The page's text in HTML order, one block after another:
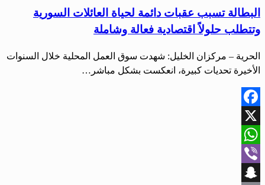
البطالة تسبب عقبات دائمة لحياة العائلات السورية
وتتطلب حلولاً اقتصادية فعالة وشاملة
الحرية – مركزان الخليل: شهدت سوق العمل المحلية خلال السنوات
الأخيرة تحديات كبيرة، انعكست بشكل مباشر…
Facebook
X
WhatsApp
Viber